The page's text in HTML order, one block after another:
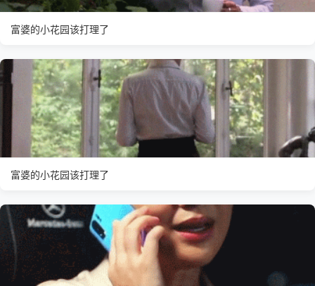
富婆的小花园该打理了
富婆的小花园该打理了